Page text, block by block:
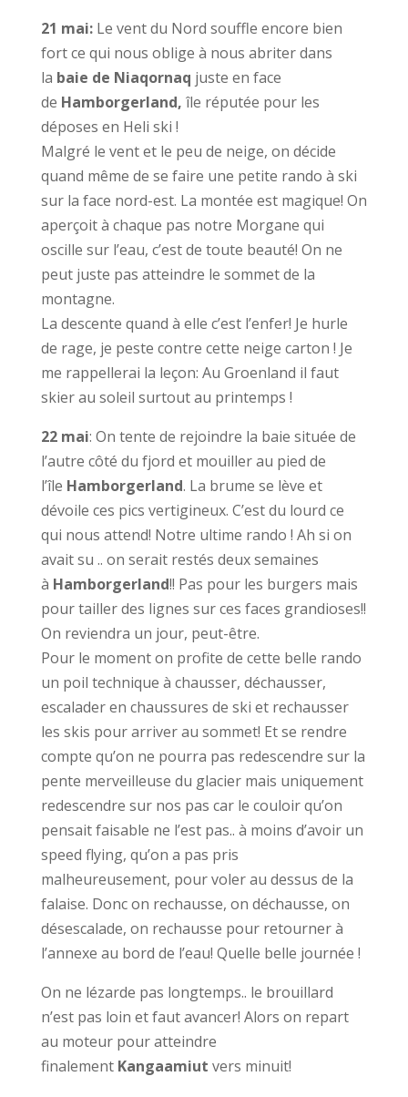
21 mai: Le vent du Nord souffle encore bien
fort ce qui nous oblige à nous abriter dans
la baie de Niaqornaq juste en face
de Hamborgerland, île réputée pour les
déposes en Heli ski !
Malgré le vent et le peu de neige, on décide
quand même de se faire une petite rando à ski
sur la face nord-est. La montée est magique! On
aperçoit à chaque pas notre Morgane qui
oscille sur l’eau, c’est de toute beauté! On ne
peut juste pas atteindre le sommet de la
montagne.
La descente quand à elle c’est l’enfer! Je hurle
de rage, je peste contre cette neige carton ! Je
me rappellerai la leçon: Au Groenland il faut
skier au soleil surtout au printemps !
22 mai: On tente de rejoindre la baie située de
l’autre côté du fjord et mouiller au pied de
l’île Hamborgerland. La brume se lève et
dévoile ces pics vertigineux. C’est du lourd ce
qui nous attend! Notre ultime rando ! Ah si on
avait su .. on serait restés deux semaines
à Hamborgerland!! Pas pour les burgers mais
pour tailler des lignes sur ces faces grandioses!!
On reviendra un jour, peut-être.
Pour le moment on profite de cette belle rando
un poil technique à chausser, déchausser,
escalader en chaussures de ski et rechausser
les skis pour arriver au sommet! Et se rendre
compte qu’on ne pourra pas redescendre sur la
pente merveilleuse du glacier mais uniquement
redescendre sur nos pas car le couloir qu’on
pensait faisable ne l’est pas.. à moins d’avoir un
speed flying, qu’on a pas pris
malheureusement, pour voler au dessus de la
falaise. Donc on rechausse, on déchausse, on
désescalade, on rechausse pour retourner à
l’annexe au bord de l’eau! Quelle belle journée !
On ne lézarde pas longtemps.. le brouillard
n’est pas loin et faut avancer! Alors on repart
au moteur pour atteindre
finalement Kangaamiut vers minuit!